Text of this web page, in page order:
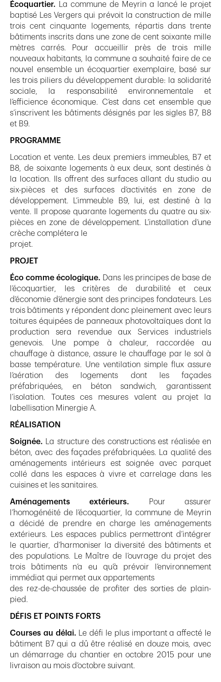
Écoquartier. La commune de Meyrin a lancé le projet
baptisé Les Vergers qui prévoit la construction de mille
trois cent cinquante logements, répartis dans trente
bâtiments inscrits dans une zone de cent soixante mille
mètres carrés. Pour accueillir près de trois mille
nouveaux habitants, la commune a souhaité faire de ce
nouvel ensemble un écoquartier exemplaire, basé sur
les trois piliers du développement durable: la solidarité
sociale, la responsabilité environnementale et
l’efficience économique. C’est dans cet ensemble que
s’inscrivent les bâtiments désignés par les sigles B7, B8
et B9.
PROGRAMME
Location et vente. Les deux premiers immeubles, B7 et
B8, de soixante logements à eux deux, sont destinés à
la location. Ils offrent des surfaces allant du studio au
six-pièces et des surfaces d’activités en zone de
développement. L’immeuble B9, lui, est destiné à la
vente. Il propose quarante logements du quatre au six-
pièces en zone de développement. L’installation d’une
crèche complétera le
projet.
PROJET
Éco comme écologique. Dans les principes de base de
l’écoquartier, les critères de durabilité et ceux
d’économie d’énergie sont des principes fondateurs. Les
trois bâtiments y répondent donc pleinement avec leurs
toitures équipées de panneaux photovoltaïques dont la
production sera revendue aux Services industriels
genevois. Une pompe à chaleur, raccordée au
chauffage à distance, assure le chauffage par le sol à
basse température. Une ventilation simple flux assure
l’aération des logements dont les façades
préfabriquées, en béton sandwich, garantissent
l’isolation. Toutes ces mesures valent au projet la
labellisation Minergie A.
RÉALISATION
Soignée. La structure des constructions est réalisée en
béton, avec des façades préfabriquées. La qualité des
aménagements intérieurs est soignée avec parquet
collé dans les espaces à vivre et carrelage dans les
cuisines et les sanitaires.
Aménagements extérieurs. Pour assurer
l’homogénéité de l’écoquartier, la commune de Meyrin
a décidé de prendre en charge les aménagements
extérieurs. Les espaces publics permettront d’intégrer
le quartier, d’harmoniser la diversité des bâtiments et
des populations. Le Maître de l’ouvrage du projet des
trois bâtiments n’a eu qu’à prévoir l’environnement
immédiat qui permet aux appartements
des rez-de-chaussée de profiter des sorties de plain-
pied.
DÉFIS ET POINTS FORTS
Courses au délai. Le défi le plus important a affecté le
bâtiment B7 qui a dû être réalisé en douze mois, avec
un démarrage du chantier en octobre 2015 pour une
livraison au mois d’octobre suivant.